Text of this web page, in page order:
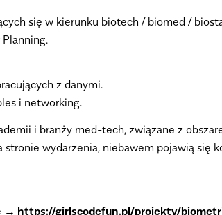
się w kierunku biotech / biomed /
Planning.
z danymi.
i networking.
i branży med-tech,związane z
wydarzenia, niebawem pojawią się
https://girlscodefun.pl/projekty/